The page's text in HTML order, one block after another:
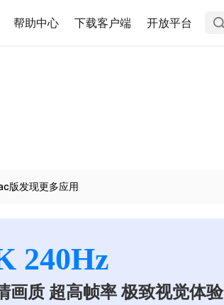
帮助中心 下载客户端 开放平台
版发现更多应用
240Hz
画质 超高帧率 极致视觉体验